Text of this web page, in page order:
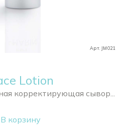
Арт. JM021
Lotion
корректирующая сывор...
В корзину